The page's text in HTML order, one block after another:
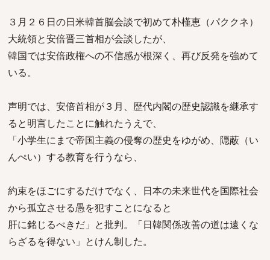
３月２６日の日米韓首脳会談で初めて朴槿恵（パククネ）
大統領と安倍晋三首相が会談したが、
韓国では安倍政権への不信感が根深く、再び反発を強めて
いる。
声明では、安倍首相が３月、歴代内閣の歴史認識を継承す
ると明言したことに触れたうえで、
「小学生にまで帝国主義の侵奪の歴史をゆがめ、隠蔽（い
んぺい）する教育を行うなら、
約束をほごにするだけでなく、日本の未来世代を国際社会
から孤立させる愚を犯すことになると
肝に銘じるべきだ」と批判。「日韓関係改善の道は遠くな
らざるを得ない」とけん制した。